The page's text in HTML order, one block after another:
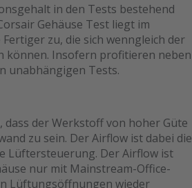
in den Tests bestehend
Gehäuse Test liegt im
zu, die sich wenngleich der
können. Insofern profitieren neben
unabhängigen Tests.
dass der Werkstoff von hoher Güte
zu sein. Der Airflow ist dabei die
Lüftersteuerung. Der Airflow ist
nur mit Mainstream-Office-
Lüftungsöffnungen wieder